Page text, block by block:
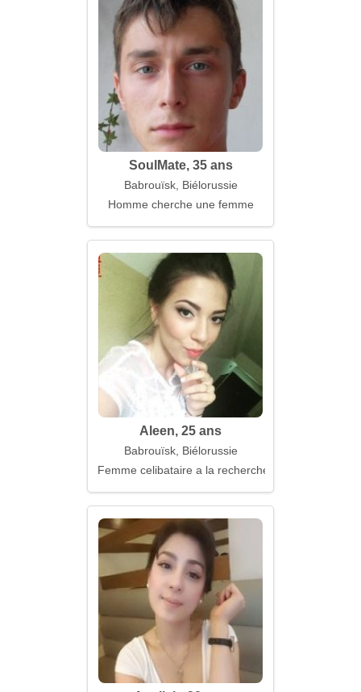
SoulMate, 35 ans
Babrouïsk, Biélorussie
Homme cherche une femme
Aleen, 25 ans
Babrouïsk, Biélorussie
Femme celibataire a la recherche d'un mari